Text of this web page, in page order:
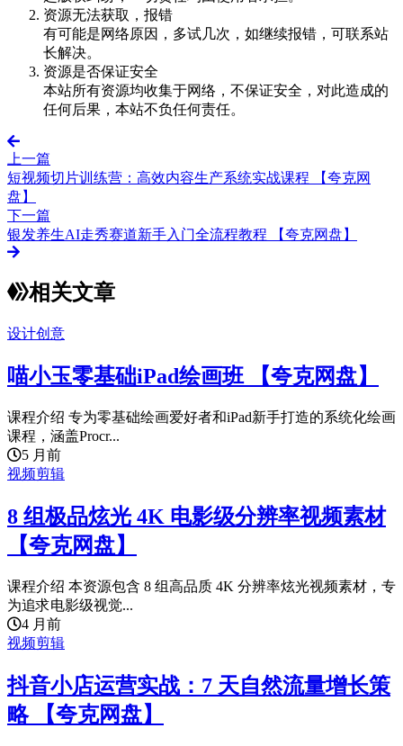
资源无法获取，报错
有可能是网络原因，多试几次，如继续报错，可联系站
长解决。
资源是否保证安全
本站所有资源均收集于网络，不保证安全，对此造成的
任何后果，本站不负任何责任。
上一篇
短视频切片训练营：高效内容生产系统实战课程 【夸克网
盘】
下一篇
银发养生AI走秀赛道新手入门全流程教程 【夸克网盘】
相关文章
设计创意
喵小玉零基础iPad绘画班 【夸克网盘】
课程介绍 专为零基础绘画爱好者和iPad新手打造的系统化绘画
课程，涵盖Procr...
5 月前
视频剪辑
8 组极品炫光 4K 电影级分辨率视频素材
【夸克网盘】
课程介绍 本资源包含 8 组高品质 4K 分辨率炫光视频素材，专
为追求电影级视觉...
4 月前
视频剪辑
抖音小店运营实战：7 天自然流量增长策
略 【夸克网盘】